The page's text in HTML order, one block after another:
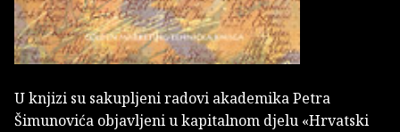
U knjizi su sakupljeni radovi akademika Petra
Šimunovića objavljeni u kapitalnom djelu «Hrvatski